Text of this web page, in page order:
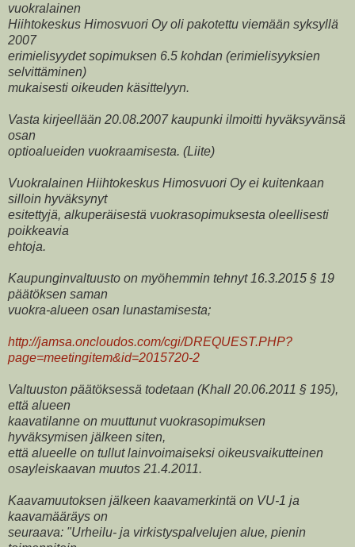
vuokralainen
Hiihtokeskus Himosvuori Oy oli pakotettu viemään syksyllä
2007
erimielisyydet sopimuksen 6.5 kohdan (erimielisyyksien
selvittäminen)
mukaisesti oikeuden käsittelyyn.
Vasta kirjeellään 20.08.2007 kaupunki ilmoitti hyväksyvänsä
osan
optioalueiden vuokraamisesta. (Liite)
Vuokralainen Hiihtokeskus Himosvuori Oy ei kuitenkaan
silloin hyväksynyt
esitettyjä, alkuperäisestä vuokrasopimuksesta oleellisesti
poikkeavia
ehtoja.
Kaupunginvaltuusto on myöhemmin tehnyt 16.3.2015 § 19
päätöksen saman
vuokra-alueen osan lunastamisesta;
http://jamsa.oncloudos.com/cgi/DREQUEST.PHP?
page=meetingitem&id=2015720-2
Valtuuston päätöksessä todetaan (Khall 20.06.2011 § 195),
että alueen
kaavatilanne on muuttunut vuokrasopimuksen
hyväksymisen jälkeen siten,
että alueelle on tullut lainvoimaiseksi oikeusvaikutteinen
osayleiskaavan muutos 21.4.2011.
Kaavamuutoksen jälkeen kaavamerkintä on VU-1 ja
kaavamääräys on
seuraava: "Urheilu- ja virkistyspalvelujen alue, pienin